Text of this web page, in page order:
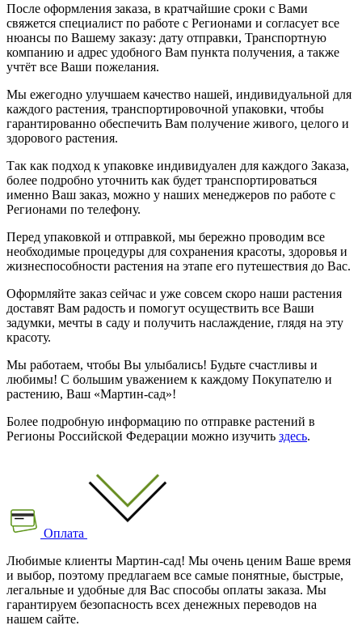
После оформления заказа, в кратчайшие сроки с Вами
свяжется специалист по работе с Регионами и согласует все
нюансы по Вашему заказу: дату отправки, Транспортную
компанию и адрес удобного Вам пункта получения, а также
учтёт все Ваши пожелания.
Мы ежегодно улучшаем качество нашей, индивидуальной для
каждого растения, транспортировочной упаковки, чтобы
гарантированно обеспечить Вам получение живого, целого и
здорового растения.
Так как подход к упаковке индивидуален для каждого Заказа,
более подробно уточнить как будет транспортироваться
именно Ваш заказ, можно у наших менеджеров по работе с
Регионами по телефону.
Перед упаковкой и отправкой, мы бережно проводим все
необходимые процедуры для сохранения красоты, здоровья и
жизнеспособности растения на этапе его путешествия до Вас.
Оформляйте заказ сейчас и уже совсем скоро наши растения
доставят Вам радость и помогут осуществить все Ваши
задумки, мечты в саду и получить наслаждение, глядя на эту
красоту.
Мы работаем, чтобы Вы улыбались! Будьте счастливы и
любимы! С большим уважением к каждому Покупателю и
растению, Ваш «Мартин-сад»!
Более подробную информацию по отправке растений в
Регионы Российской Федерации можно изучить здесь.
Оплата
Любимые клиенты Мартин-сад! Мы очень ценим Ваше время
и выбор, поэтому предлагаем все самые понятные, быстрые,
легальные и удобные для Вас способы оплаты заказа. Мы
гарантируем безопасность всех денежных переводов на
нашем сайте.